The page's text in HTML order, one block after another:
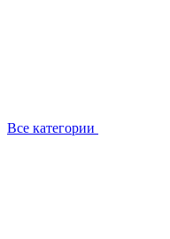
Все категории